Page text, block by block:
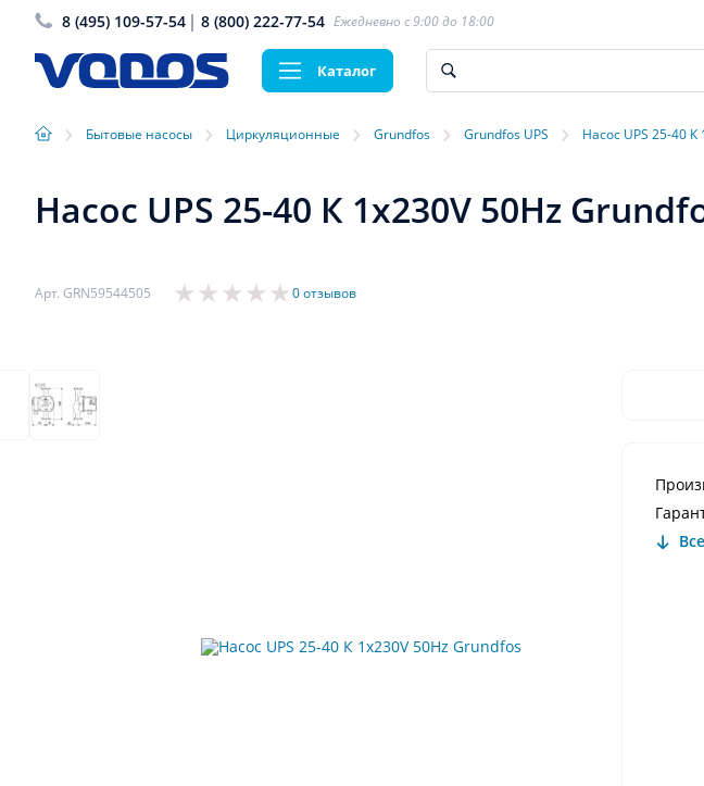
8 (495) 109-57-54 8 (800) 222-77-54 Ежедневно с 9:00 до 18:00
Каталог
› Бытовые насосы › Циркуляционные › Grundfos › Grundfos UPS › Насос UPS 25-40
Насос UPS 25-40 К 1x230V 50Hz
Арт. GRN59544505 0 отзывов